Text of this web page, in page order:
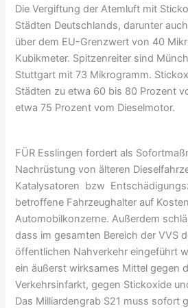
Die Vergiftung der Atemluft mit
Städten Deutschlands, darunter
über dem EU-Grenzwert von 40
Kubikmeter. Spitzenreiter sind
Stuttgart mit 73 Mikrogramm.
Städten zu etwa 60 bis 80 Prozent
etwa 75 Prozent vom Dieselmotor.
FÜR Esslingen fordert als
Nachrüstung von älteren
Katalysatoren bzw
betroffene Fahrzeughalter auf
Automobilkonzerne. Außerdem
dass im gesamten Bereich der VVS
öffentlichen Nahverkehr eingeführt
ein äußerst wirksames Mittel gegen
Verkehrsinfarkt, gegen Stickoxide
Das Milliardengrab S21 muss sofort